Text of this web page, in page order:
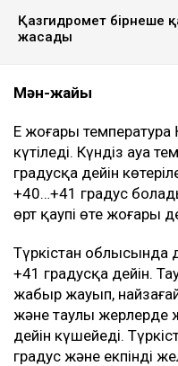
Қазгидромет бірнеше
жасады
Мән-жайы
Ең жоғары
күтіледі. Күндіз ауа
градусқа дейін
+40…+41 градус
өрт қаупі өте жоғары
Түркістан
+41 градусқа дейін.
жаңбыр жауып,
және таулы жерлерде
дейін күшейеді.
градус және екпінді